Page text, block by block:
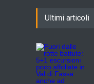
Ultimi articoli